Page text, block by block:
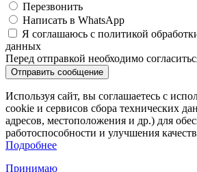
Перезвонить
Написать в WhatsApp
Я соглашаюсь с политикой
данных
Перед отправкой необходимо
Используя сайт, вы соглашаетесь с
cookie и сервисов сбора технических
адресов, местоположения и др.) для
работоспособности и улучшения
Подробнее
Принимаю